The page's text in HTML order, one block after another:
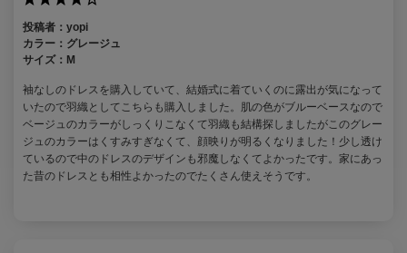
投稿者： yopi
カラー： グレージュ
サイズ： M
袖なしのドレスを購入していて、結婚式に着ていくのに露出が気になって
いたので羽織としてこちらも購入しました。肌の色がブルーベースなので
ベージュのカラーがしっくりこなくて羽織も結構探しましたがこのグレー
ジュのカラーはくすみすぎなくて、顔映りが明るくなりました！少し透け
ているので中のドレスのデザインも邪魔しなくてよかったです。家にあっ
た昔のドレスとも相性よかったのでたくさん使えそうです。